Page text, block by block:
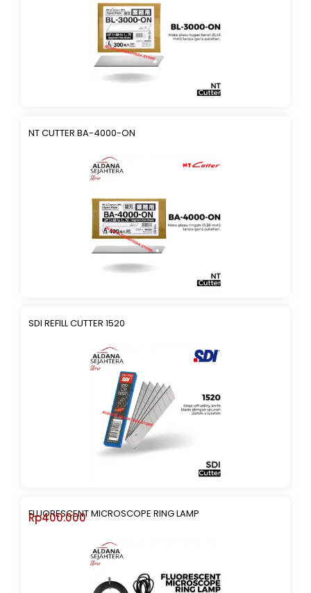
NT CUTTER BA-4000-ON
SDI REFILL CUTTER 1520
FLUORESCENT MICROSCOPE RING LAMP
Rp400.000